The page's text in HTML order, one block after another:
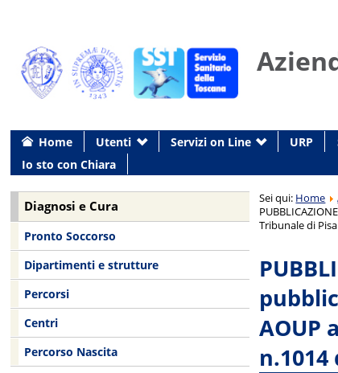
Home Utenti Servizi on Line URP
Io sto con Chiara
Sei qui: Home
Tribunale di
AOUP
n.1014
Diagnosi e Cura
Pronto Soccorso
Dipartimenti e strutture
Percorsi
Centri
Percorso Nascita